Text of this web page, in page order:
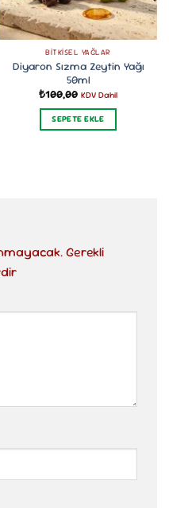
BITKISEL YAĞLAR
Diyaron Sızma Zeytin Yağı
50ml
₺100,00 KDV Dahil
SEPETE EKLE
Gerekli